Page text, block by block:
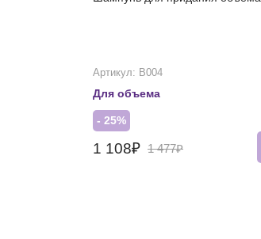
Артикул: В004
Для объема
- 25%
1 108₽ 1 477₽